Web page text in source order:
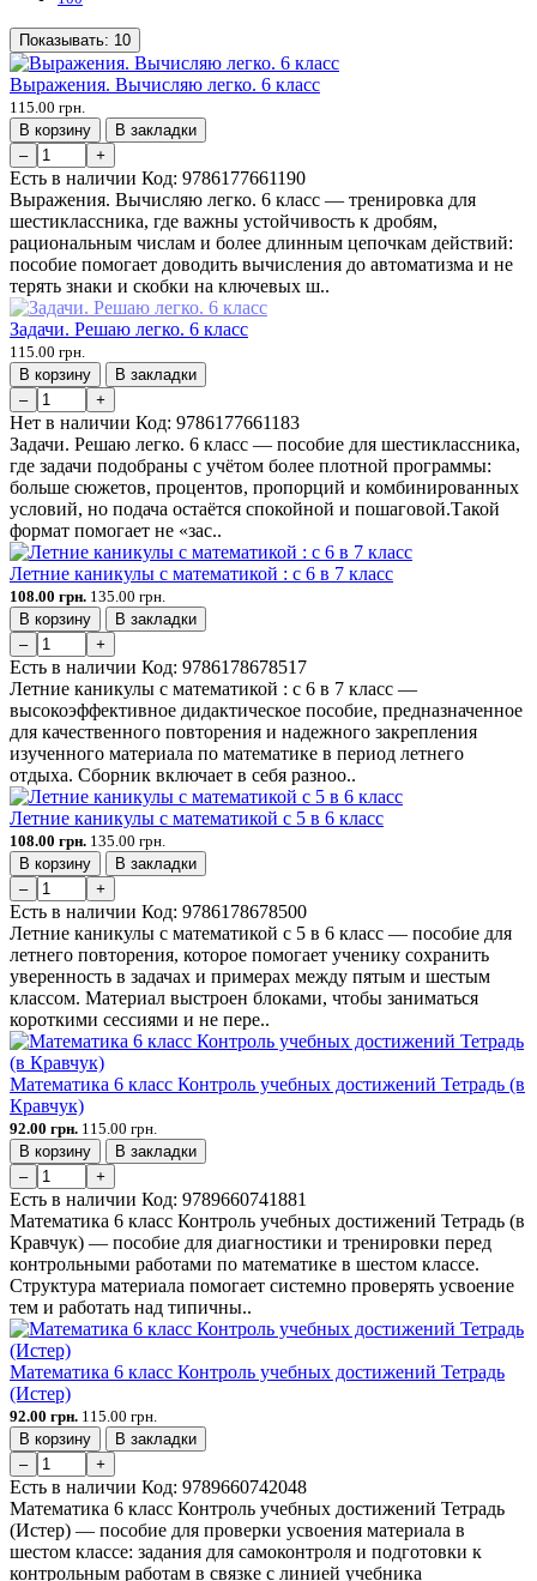
Показывать: 10
Выражения. Вычисляю легко. 6 класс
115.00 грн.
В корзину
В закладки
–
+
Есть в наличии Код: 9786177661190
Выражения. Вычисляю легко. 6 класс — тренировка для
шестиклассника, где важны устойчивость к дробям,
рациональным числам и более длинным цепочкам действий:
пособие помогает доводить вычисления до автоматизма и не
терять знаки и скобки на ключевых ш..
Задачи. Решаю легко. 6 класс
115.00 грн.
В корзину
В закладки
–
+
Нет в наличии Код: 9786177661183
Задачи. Решаю легко. 6 класс — пособие для шестиклассника,
где задачи подобраны с учётом более плотной программы:
больше сюжетов, процентов, пропорций и комбинированных
условий, но подача остаётся спокойной и пошаговой.Такой
формат помогает не «зас..
Летние каникулы с математикой : с 6 в 7 класс
108.00 грн. 135.00 грн.
В корзину
В закладки
–
+
Есть в наличии Код: 9786178678517
Летние каникулы с математикой : с 6 в 7 класс —
высокоэффективное дидактическое пособие, предназначенное
для качественного повторения и надежного закрепления
изученного материала по математике в период летнего
отдыха. Сборник включает в себя разноо..
Летние каникулы с математикой с 5 в 6 класс
108.00 грн. 135.00 грн.
В корзину
В закладки
–
+
Есть в наличии Код: 9786178678500
Летние каникулы с математикой с 5 в 6 класс — пособие для
летнего повторения, которое помогает ученику сохранить
уверенность в задачах и примерах между пятым и шестым
классом. Материал выстроен блоками, чтобы заниматься
короткими сессиями и не пере..
Математика 6 класс Контроль учебных достижений Тетрадь (в
Кравчук)
92.00 грн. 115.00 грн.
В корзину
В закладки
–
+
Есть в наличии Код: 9789660741881
Математика 6 класс Контроль учебных достижений Тетрадь (в
Кравчук) — пособие для диагностики и тренировки перед
контрольными работами по математике в шестом классе.
Структура материала помогает системно проверять усвоение
тем и работать над типичны..
Математика 6 класс Контроль учебных достижений Тетрадь
(Истер)
92.00 грн. 115.00 грн.
В корзину
В закладки
–
+
Есть в наличии Код: 9789660742048
Математика 6 класс Контроль учебных достижений Тетрадь
(Истер) — пособие для проверки усвоения материала в
шестом классе: задания для самоконтроля и подготовки к
контрольным работам в связке с линией учебника